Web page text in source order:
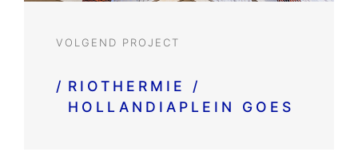
VOLGEND PROJECT
/ RIOTHERMIE /
HOLLANDIAPLEIN GOES